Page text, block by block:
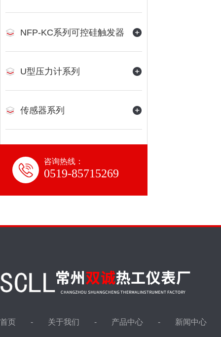
NFP-KC系列可控硅触发器
U型压力计系列
传感器系列
咨询热线：
0519-85715269
首页 关于我们 产品中心 新闻中心